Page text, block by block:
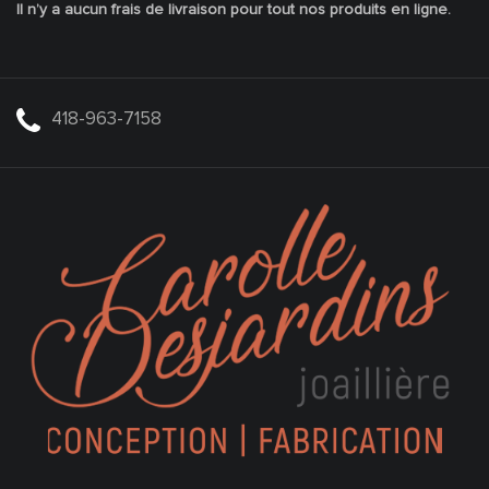
Il n’y a aucun frais de livraison pour tout nos produits en ligne.
418-963-7158